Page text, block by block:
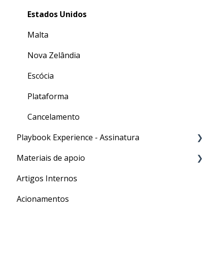
Estados Unidos
Malta
Nova Zelândia
Escócia
Plataforma
Cancelamento
Playbook Experience - Assinatura
Processos
Materiais de apoio
Para o seu Intercâmbio
Artigos Internos
Acionamentos